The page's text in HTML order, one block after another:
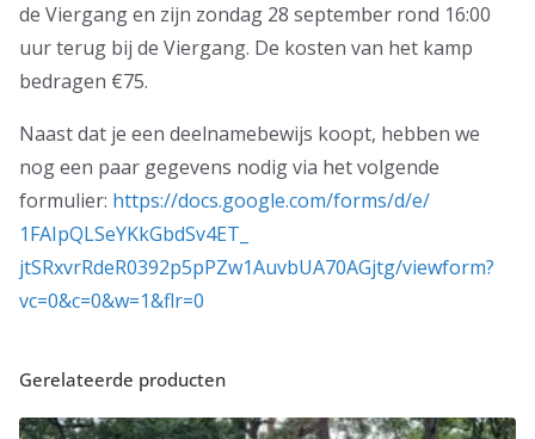
de Viergang en zijn zondag 28 september rond 16:00
uur terug bij de Viergang. De kosten van het kamp
bedragen €75.
Naast dat je een deelnamebewijs koopt, hebben we
nog een paar gegevens nodig via het volgende
formulier: https://docs.google.com/forms/d/e/
1FAIpQLSeYKkGbdSv4ET_
jtSRxvrRdeR0392p5pPZw1AuvbUA70AGjtg/viewform?
vc=0&c=0&w=1&flr=0
Gerelateerde producten